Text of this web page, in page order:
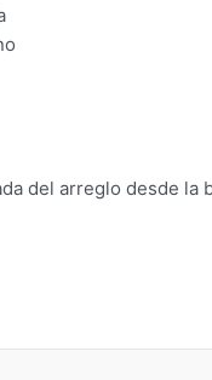
del arreglo desde la